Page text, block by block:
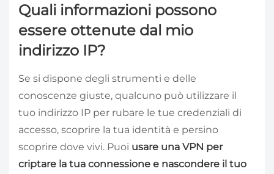
Quali informazioni possono
essere ottenute dal mio
indirizzo IP?
Se si dispone degli strumenti e delle
conoscenze giuste, qualcuno può utilizzare il
tuo indirizzo IP per rubare le tue credenziali di
accesso, scoprire la tua identità e persino
scoprire dove vivi. Puoi usare una VPN per
criptare la tua connessione e nascondere il tuo